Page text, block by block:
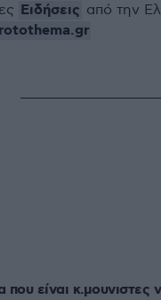
Ειδήσεις από την
που είναι κ.μουνιστες